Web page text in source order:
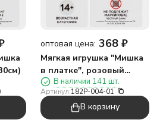
оптовая цена: 368 ₽
Мягкая игрушка "Мишка
в платке", розовый
(20см)В наличии 141 шт.
Артикул:182P-004-01
В корзину